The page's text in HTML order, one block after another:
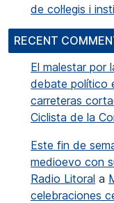
de col·legis i
RECENT
El malestar por
debate político
carreteras
Ciclista de la
Este fin de
medioevo con
Radio Litoral a
celebraciones